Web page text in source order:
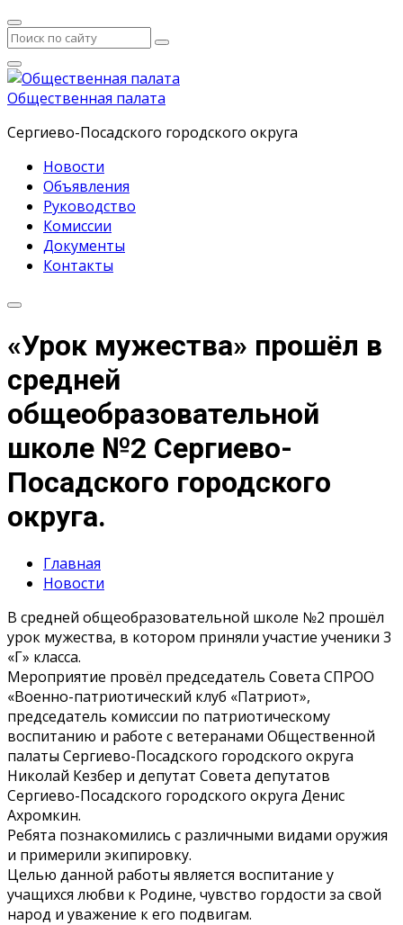
Общественная палата
Сергиево-Посадского городского округа
Новости
Объявления
Руководство
Комиссии
Документы
Контакты
«Урок мужества» прошёл в
средней
общеобразовательной
школе №2 Сергиево-
Посадского городского
округа.
Главная
Новости
В средней общеобразовательной школе №2 прошёл
урок мужества, в котором приняли участие ученики 3
«Г» класса.
Мероприятие провёл председатель Совета СПРОО
«Военно-патриотический клуб «Патриот»,
председатель комиссии по патриотическому
воспитанию и работе с ветеранами Общественной
палаты Сергиево-Посадского городского округа
Николай Кезбер и депутат Совета депутатов
Сергиево-Посадского городского округа Денис
Ахромкин.
Ребята познакомились с различными видами оружия
и примерили экипировку.
Целью данной работы является воспитание у
учащихся любви к Родине, чувство гордости за свой
народ и уважение к его подвигам.